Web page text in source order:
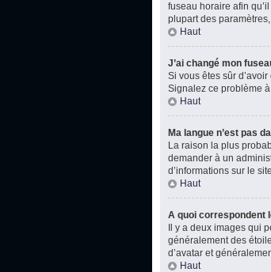
fuseau horaire afin
plupart des
Haut
J’ai changé mon
Si vous êtes sûr
Signalez ce problème
Haut
Ma langue n’est pas
La raison la plus
demander à un
d’informations sur le
Haut
A quoi correspondent
Il y a deux images qui
généralement des
d’avatar et
Haut